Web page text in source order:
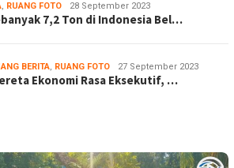
, RUANG FOTO 28 September 2023
7,2 Ton di Indonesia Bel…
BERITA, RUANG FOTO 27 September 2023
Ekonomi Rasa Eksekutif, …